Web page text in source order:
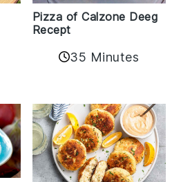
Pizza of Calzone Deeg
Recept
35 Minutes